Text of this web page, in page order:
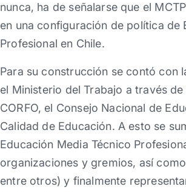
nunca, ha de señalarse que el
en una configuración de política de
Profesional en Chile.
Para su construcción se contó con
el Ministerio del Trabajo a través
CORFO, el Consejo Nacional de
Calidad de Educación. A esto se
Educación Media Técnico
organizaciones y gremios, así
entre otros) y finalmente